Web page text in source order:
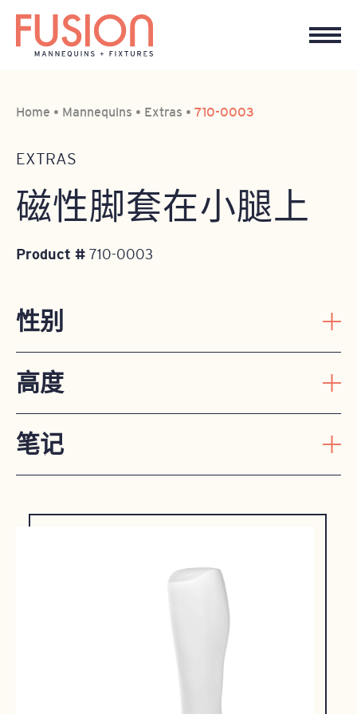
Home • Mannequins • Extras • 710-0003
EXTRAS
磁性脚套在小腿上
Product # 710-0003
性别
高度
笔记